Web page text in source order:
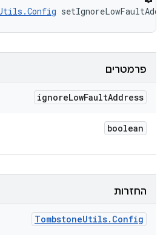
פרמטרים
ignoreLowFaultAddress
boolean
החזרות
TombstoneUtils. Config